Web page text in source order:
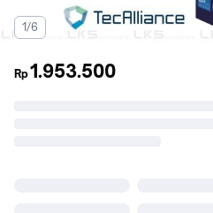
1/6
Rp1.953.500